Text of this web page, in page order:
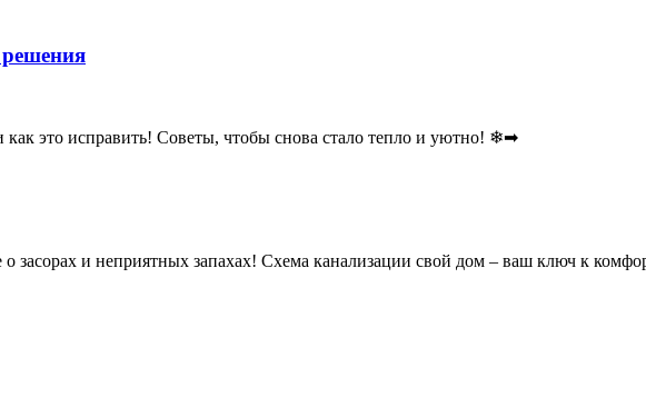
это исправить! Советы, чтобы снова стало тепло и уютно! ❄➡
о засорах и неприятных запахах! Схема канализации свой дом – ваш ключ к